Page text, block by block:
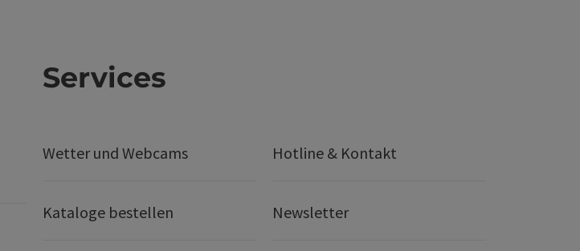
Services
Wetter und Webcams Hotline & Kontakt
Kataloge bestellen Newsletter